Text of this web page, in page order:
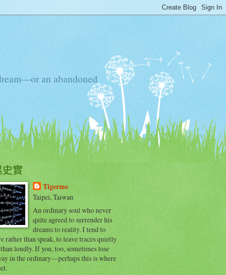
an abandoned
實
Tigerme
Taipei, Taiwan
An ordinary soul who never
quite agreed to surrender his
dreams to reality. I tend to
rather than speak, to leave traces quietly
loudly. If you, too, sometimes lose
in the ordinary—perhaps this is where